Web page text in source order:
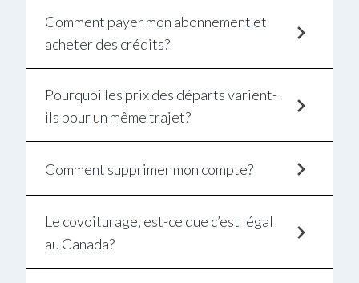
Comment payer mon abonnement et
acheter des crédits?
Pourquoi les prix des départs varient-
ils pour un même trajet?
Comment supprimer mon compte?
Le covoiturage, est-ce que c’est légal
au Canada?